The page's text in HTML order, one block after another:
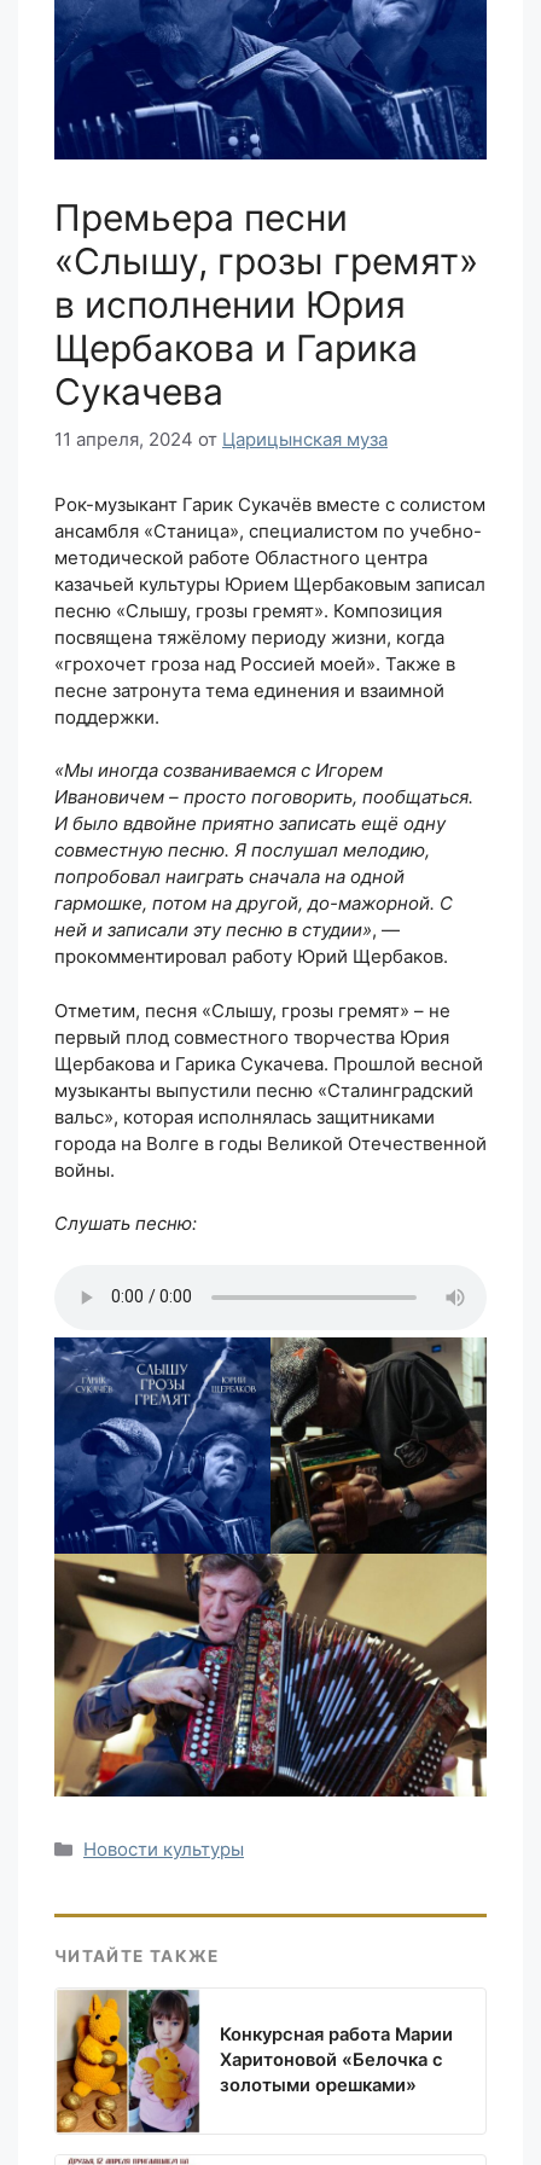
Премьера песни
«Слышу, грозы гремят»
в исполнении Юрия
Щербакова и Гарика
Сукачева
11 апреля, 2024 от Царицынская муза
Рок-музыкант Гарик Сукачёв вместе с солистом
ансамбля «Станица», специалистом по учебно-
методической работе Областного центра
казачьей культуры Юрием Щербаковым записал
песню «Слышу, грозы гремят». Композиция
посвящена тяжёлому периоду жизни, когда
«грохочет гроза над Россией моей». Также в
песне затронута тема единения и взаимной
поддержки.
«Мы иногда созваниваемся с Игорем
Ивановичем – просто поговорить, пообщаться.
И было вдвойне приятно записать ещё одну
совместную песню. Я послушал мелодию,
попробовал наиграть сначала на одной
гармошке, потом на другой, до-мажорной. С
ней и записали эту песню в студии», —
прокомментировал работу Юрий Щербаков.
Отметим, песня «Слышу, грозы гремят» – не
первый плод совместного творчества Юрия
Щербакова и Гарика Сукачева. Прошлой весной
музыканты выпустили песню «Сталинградский
вальс», которая исполнялась защитниками
города на Волге в годы Великой Отечественной
войны.
Слушать песню:
Рубрики
Новости культуры
ЧИТАЙТЕ ТАКЖЕ
Конкурсная работа Марии
Харитоновой «Белочка с
золотыми орешками»